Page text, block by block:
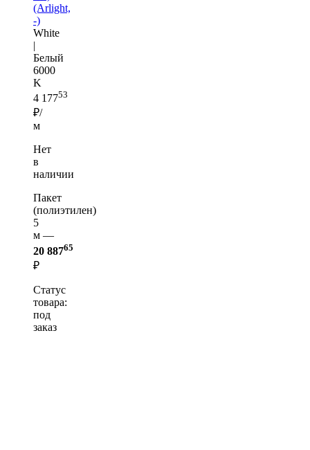
(Arlight,
-)
White
|
Белый
6000
K
4 17753
₽/
м
Нет
в
наличии
Пакет
(полиэтилен)
5
м —
20 88765
₽
Статус
товара:
под
заказ